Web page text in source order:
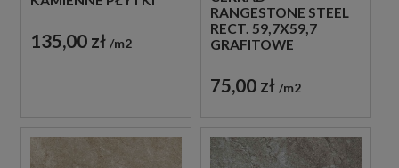
135,00 zł m2
RANGESTONE STEEL
RECT. 59,7X59,7
GRAFITOWE
75,00 zł m2